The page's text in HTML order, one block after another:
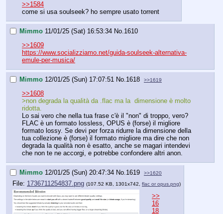
>>1584
come si usa soulseek? ho sempre usato torrent
Mimmo 11/01/25 (Sat) 16:53:34 No.1610
>>1609
https://www.socializziamo.net/guida-soulseek-alternativa-
emule-per-musica/
Mimmo 12/01/25 (Sun) 17:07:51 No. 1618 >>1619
>>1608
>non degrada la qualità da .flac ma la  dimensione è molto
ridotta.
Lo sai vero che nella tua frase c'è il "non" di troppo, vero?
FLAC è un formato lossless, OPUS è (forse) il migliore
formato lossy. Se devi per forza ridurre la dimensione della
tua collezione è (forse) il formato migliore ma dire che non
degrada la qualità non è esatto, anche se magari intendevi
che non te ne accorgi, e potrebbe confondere altri anon.
Mimmo 12/01/25 (Sun) 20:47:34 No. 1619 >>1620
File: 1736711254837.png (107.52 KB, 1301x742, flac or opus.png)
>>
16
18